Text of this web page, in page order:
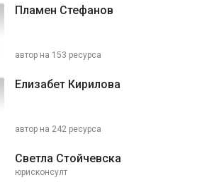
Пламен Стефанов
автор на 153 ресурса
Елизабет Кирилова
автор на 242 ресурса
Светла Стойчевска
юрисконсулт